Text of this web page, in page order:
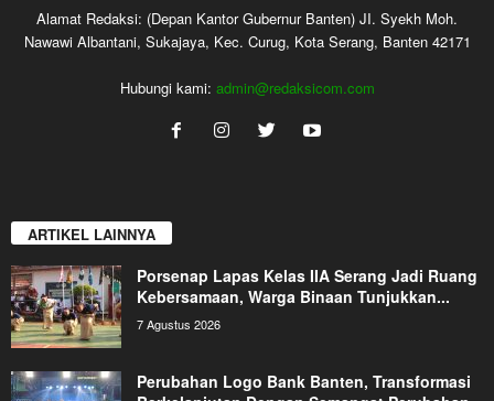
Alamat Redaksi: (Depan Kantor Gubernur Banten) JI. Syekh Moh.
Nawawi Albantani, Sukajaya, Kec. Curug, Kota Serang, Banten 42171
Hubungi kami: admin@redaksicom.com
ARTIKEL LAINNYA
Porsenap Lapas Kelas IIA Serang Jadi Ruang
Kebersamaan, Warga Binaan Tunjukkan...
7 Agustus 2026
Perubahan Logo Bank Banten, Transformasi